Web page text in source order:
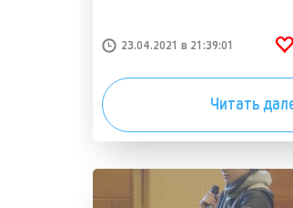
23.04.2021 в 21:39:01
Читать